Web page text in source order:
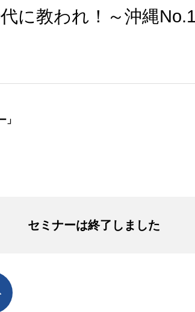
に教われ！～沖縄
」
セミナーは終了しました